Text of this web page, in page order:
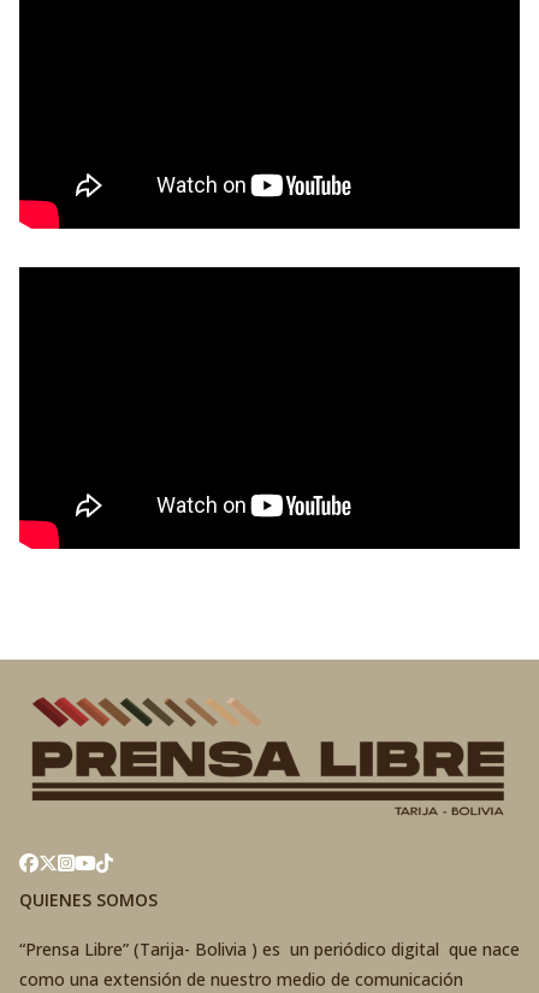
QUIENES SOMOS
“Prensa Libre” (Tarija- Bolivia ) es un periódico digital que nace
como una extensión de nuestro medio de comunicación